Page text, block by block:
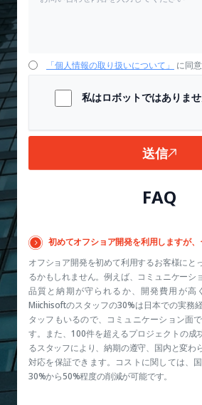
「個人情報の取り扱いについて」 に同
私はロボットではありませ
送信
FAQ
初めてオフショア開発を利用しますが
オフショア開発を初めて利用するお客様にと
るかもしれません。例えば、コミュニケーシ
品質と納期が守られるか、開発費用が高
Miichisoftのスタッフの30%は日本での実務
タッフもいるので、コミュニケーション面
す。また、100件を超えるプロジェクトの成
るスタッフにより、納期の遵守、国内と変わ
対応を保証できます。コストに関しては、国
30%から50%程度の削減が可能です。